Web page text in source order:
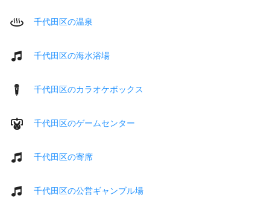
千代田区の温泉
千代田区の海水浴場
千代田区のカラオケボックス
千代田区のゲームセンター
千代田区の寄席
千代田区の公営ギャンブル場